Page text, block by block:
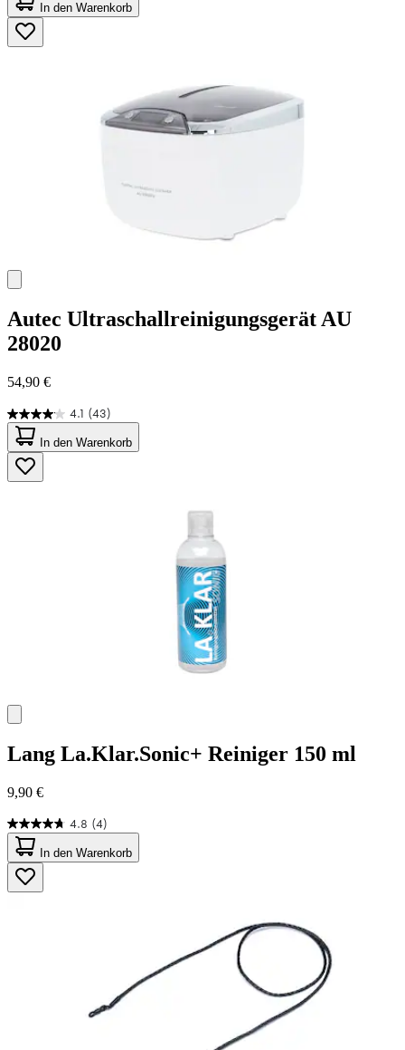
5
Sternen.
45
In den Warenkorb
Autec Ultraschallreinigungsgerät AU
28020
54,90 €
4.1 (43)
4.1
von
5
Sternen.
43
In den Warenkorb
Lang La.Klar.Sonic+ Reiniger 150 ml
9,90 €
4.8 (4)
4.8
von
5
Sternen.
4
In den Warenkorb